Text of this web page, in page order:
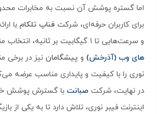
اما گستره پوشش آن نسبت به مخابرات
برای کاربران حرفه‌ای، شرکت فناپ تلکام با
و سرعت‌هایی تا ۱ گیگابیت بر ثانیه، انتخاب مناسبی محسوب می‌شود.
های وب (آذرخش) و پیشگامان نیز در برخی
نوری را با کیفیت و پایداری مناسب عرضه
در نهایت، شرکت صبانت با گسترش پوشش
اینترنت فیبر نوری، تلاش دارد تا به یکی از